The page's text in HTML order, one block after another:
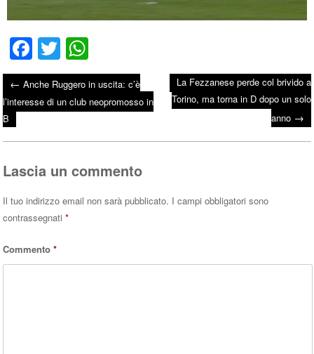
Fa
ce
bo
ok
T
wi
tte
r
ha
ts
A
pp
Post navigation
← Anche Ruggero in uscita: c’è
l’interesse di un club neopromosso in
B
La Fezzanese perde col brivido a
Torino, ma torna in D dopo un solo
anno →
Lascia un commento
Il tuo indirizzo email non sarà pubblicato. I campi obbligatori sono
contrassegnati*
Commento*